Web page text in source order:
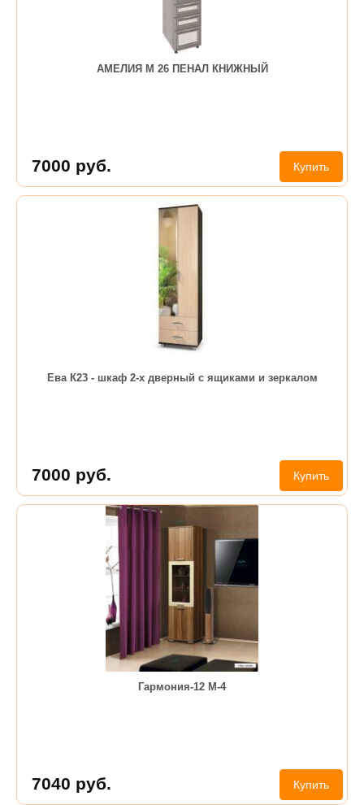
АМЕЛИЯ М 26 ПЕНАЛ КНИЖНЫЙ
7000 руб. Купить
Ева К23 - шкаф 2-х дверный с ящиками и зеркалом
7000 руб. Купить
Гармония-12 М-4
7040 руб. Купить